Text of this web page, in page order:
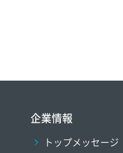
企業情報
トップメッセージ